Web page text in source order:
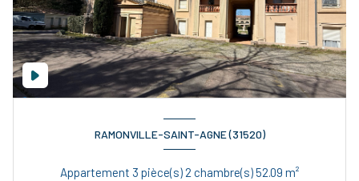
RAMONVILLE-SAINT-AGNE (31520)
Appartement 3 pièce(s) 2 chambre(s) 52.09 m²